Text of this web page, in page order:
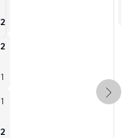
2
2
1
1
2